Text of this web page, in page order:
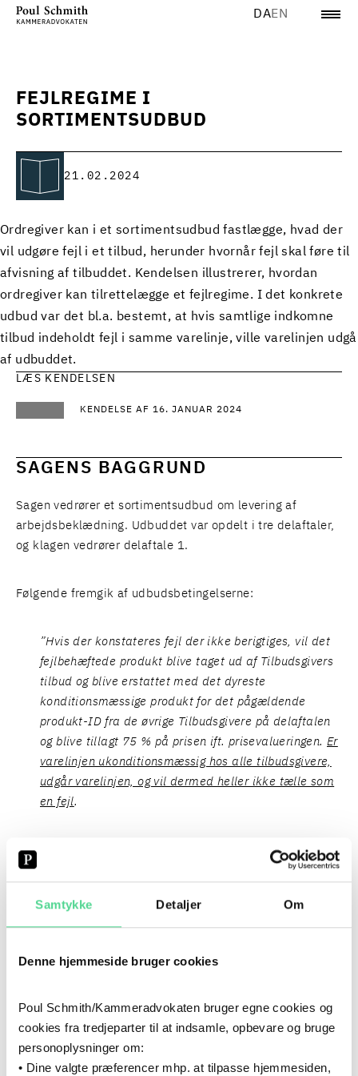
Samtykke Detaljer Om
Denne hjemmeside bruger cookies
Poul Schmith/Kammeradvokaten bruger egne cookies og
cookies fra tredjeparter til at indsamle, opbevare og bruge
personoplysninger om:
• Dine valgte præferencer mhp. at tilpasse hjemmesiden,
DAEN
FEJLREGIME I
SORTIMENTSUDBUD
21.02.2024
Ordregiver kan i et sortimentsudbud fastlægge, hvad der
vil udgøre fejl i et tilbud, herunder hvornår fejl skal føre til
afvisning af tilbuddet. Kendelsen illustrerer, hvordan
ordregiver kan tilrettelægge et fejlregime. I det konkrete
udbud var det bl.a. bestemt, at hvis samtlige indkomne
tilbud indeholdt fejl i samme varelinje, ville varelinjen udgå
af udbuddet.
LÆS KENDELSEN
KENDELSE AF 16. JANUAR 2024
SAGENS BAGGRUND
Sagen vedrører et sortimentsudbud om levering af
arbejdsbeklædning. Udbuddet var opdelt i tre delaftaler,
og klagen vedrører delaftale 1.
Følgende fremgik af udbudsbetingelserne:
”Hvis der konstateres fejl der ikke berigtiges, vil det
fejlbehæftede produkt blive taget ud af Tilbudsgivers
tilbud og blive erstattet med det dyreste
konditionsmæssige produkt for det pågældende
produkt-ID fra de øvrige Tilbudsgivere på delaftalen
og blive tillagt 75 % på prisen ift. prisevalueringen. Er
varelinjen ukonditionsmæssig hos alle tilbudsgivere,
udgår varelinjen, og vil dermed heller ikke tælle som
en fejl.
Der er et maksimalt antal fejl, der kan accepteres på
Fejl der bliver berigtiget iht.
opgørelse. Overskrides det maksimalt tilladte antal
fejl, er der risiko for at tilbuddet på delaftalen vil
tilladte antal fejl på delaftale 1 var fastsat til otte.
Ordregiver havde ved tilbudsfristens udløb modtaget fire